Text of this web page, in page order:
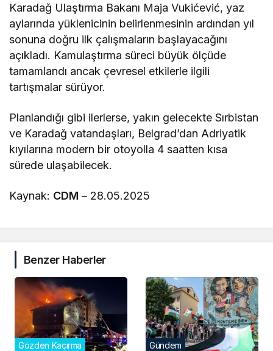
Karadağ Ulaştırma Bakanı Maja Vukićević, yaz
aylarında yüklenicinin belirlenmesinin ardından yıl
sonuna doğru ilk çalışmaların başlayacağını
açıkladı. Kamulaştırma süreci büyük ölçüde
tamamlandı ancak çevresel etkilerle ilgili
tartışmalar sürüyor.
Planlandığı gibi ilerlerse, yakın gelecekte Sırbistan
ve Karadağ vatandaşları, Belgrad’dan Adriyatik
kıyılarına modern bir otoyolla 4 saatten kısa
sürede ulaşabilecek.
Kaynak: CDM – 28.05.2025
Benzer Haberler
Gözden Kaçırma Gündem